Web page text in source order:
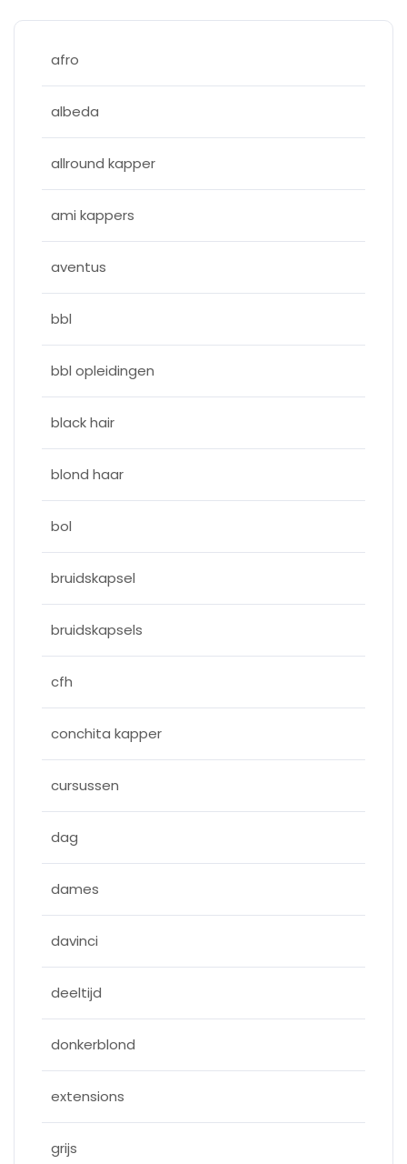
afro
albeda
allround kapper
ami kappers
aventus
bbl
bbl opleidingen
black hair
blond haar
bol
bruidskapsel
bruidskapsels
cfh
conchita kapper
cursussen
dag
dames
davinci
deeltijd
donkerblond
extensions
grijs